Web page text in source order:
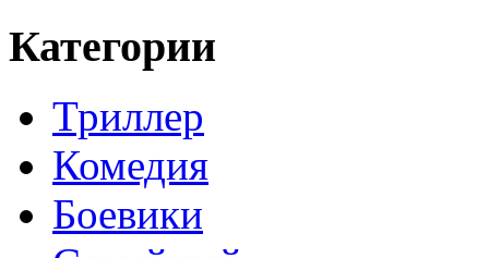
Категории
Триллер
Комедия
Боевики